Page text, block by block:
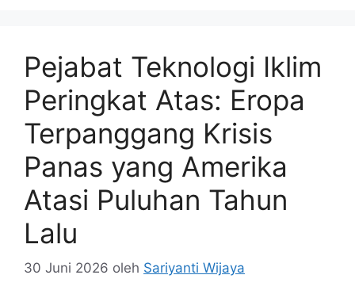
Pejabat Teknologi Iklim
Peringkat Atas: Eropa
Terpanggang Krisis
Panas yang Amerika
Atasi Puluhan Tahun
Lalu
30 Juni 2026 oleh Sariyanti Wijaya